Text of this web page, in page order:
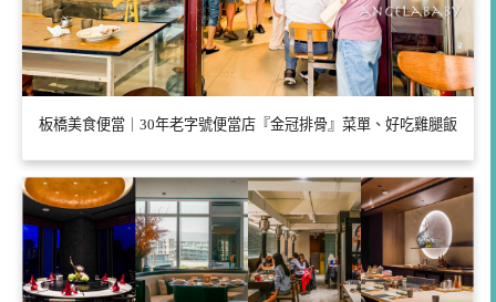
板橋美食便當｜30年老字號便當店『金冠排骨』菜單、好吃雞腿飯